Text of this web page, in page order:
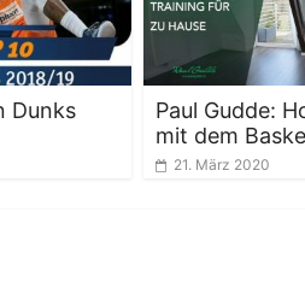
Dunks
Paul Gudde:
mit dem
21. März 2020